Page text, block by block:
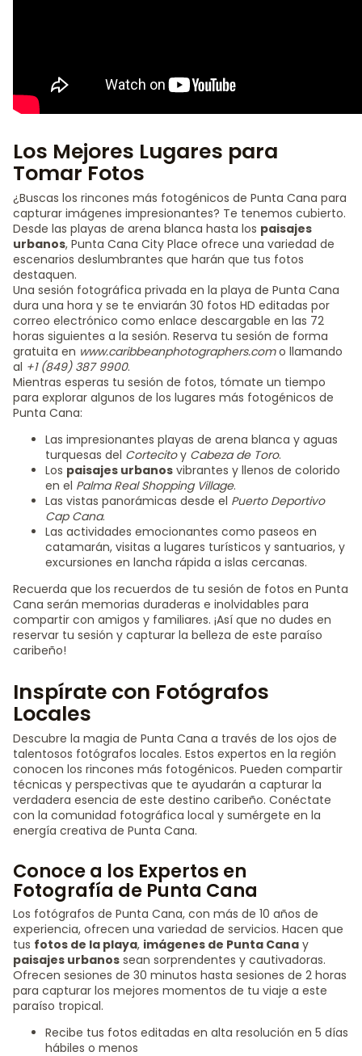
Los Mejores Lugares para
Tomar Fotos
¿Buscas los rincones más fotogénicos de Punta Cana para
capturar imágenes impresionantes? Te tenemos cubierto.
Desde las playas de arena blanca hasta los paisajes
urbanos, Punta Cana City Place ofrece una variedad de
escenarios deslumbrantes que harán que tus fotos
destaquen.
Una sesión fotográfica privada en la playa de Punta Cana
dura una hora y se te enviarán 30 fotos HD editadas por
correo electrónico como enlace descargable en las 72
horas siguientes a la sesión. Reserva tu sesión de forma
gratuita en www.caribbeanphotographers.como llamando
al +1 (849) 387 9900.
Mientras esperas tu sesión de fotos, tómate un tiempo
para explorar algunos de los lugares más fotogénicos de
Punta Cana:
Las impresionantes playas de arena blanca y aguas
turquesas del Cortecitoy Cabeza de Toro.
Los paisajes urbanos vibrantes y llenos de colorido
en el Palma Real Shopping Village.
Las vistas panorámicas desde el Puerto Deportivo
Cap Cana.
Las actividades emocionantes como paseos en
catamarán, visitas a lugares turísticos y santuarios, y
excursiones en lancha rápida a islas cercanas.
Recuerda que los recuerdos de tu sesión de fotos en Punta
Cana serán memorias duraderas e inolvidables para
compartir con amigos y familiares. ¡Así que no dudes en
reservar tu sesión y capturar la belleza de este paraíso
caribeño!
Inspírate con Fotógrafos
Locales
Descubre la magia de Punta Cana a través de los ojos de
talentosos fotógrafos locales. Estos expertos en la región
conocen los rincones más fotogénicos. Pueden compartir
técnicas y perspectivas que te ayudarán a capturar la
verdadera esencia de este destino caribeño. Conéctate
con la comunidad fotográfica local y sumérgete en la
energía creativa de Punta Cana.
Conoce a los Expertos en
Fotografía de Punta Cana
Los fotógrafos de Punta Cana, con más de 10 años de
experiencia, ofrecen una variedad de servicios. Hacen que
tus fotos de la playa, imágenes de Punta Cana y
paisajes urbanos sean sorprendentes y cautivadoras.
Ofrecen sesiones de 30 minutos hasta sesiones de 2 horas
para capturar los mejores momentos de tu viaje a este
paraíso tropical.
Recibe tus fotos editadas en alta resolución en 5 días
hábiles o menos